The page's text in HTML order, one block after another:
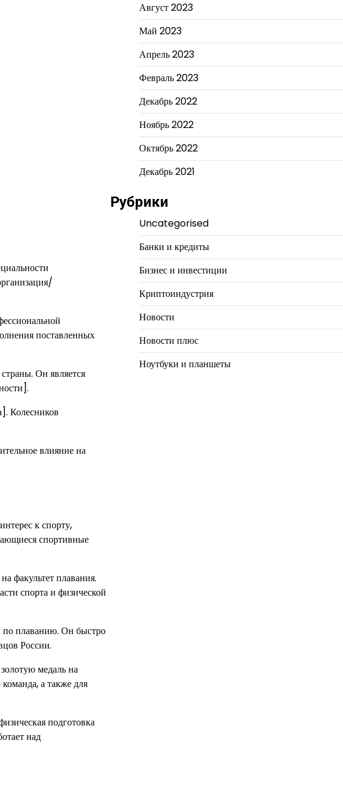
поставленных
Он является
Колесников
влияние на
к спорту,
спортивные
факультет плавания.
спорта и физической
по плаванию. Он быстро
России.
медаль на
а также для
подготовка
над
Август 2023
Май 2023
Апрель 2023
Февраль 2023
Декабрь 2022
Ноябрь 2022
Октябрь 2022
Декабрь 2021
Рубрики
Uncategorised
Банки и кредиты
Бизнес и инвестиции
Криптоиндустрия
Новости
Новости плюс
Ноутбуки и планшеты